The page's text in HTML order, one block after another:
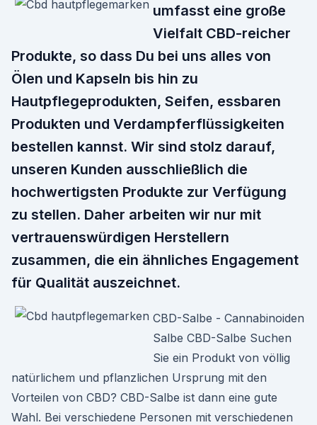
umfasst eine große
Vielfalt CBD-reicher
Produkte, so dass Du bei uns alles von
Ölen und Kapseln bis hin zu
Hautpflegeprodukten, Seifen, essbaren
Produkten und Verdampferflüssigkeiten
bestellen kannst. Wir sind stolz darauf,
unseren Kunden ausschließlich die
hochwertigsten Produkte zur Verfügung
zu stellen. Daher arbeiten wir nur mit
vertrauenswürdigen Herstellern
zusammen, die ein ähnliches Engagement
für Qualität auszeichnet.
CBD-Salbe - Cannabinoiden
Salbe CBD-Salbe Suchen
Sie ein Produkt von völlig
natürlichem und pflanzlichen Ursprung mit den
Vorteilen von CBD? CBD-Salbe ist dann eine gute
Wahl. Bei verschiedene Personen mit verschiedenen